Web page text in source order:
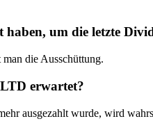
um die letzte
die Ausschüttung.
erwartet?
ausgezahlt wurde, wird